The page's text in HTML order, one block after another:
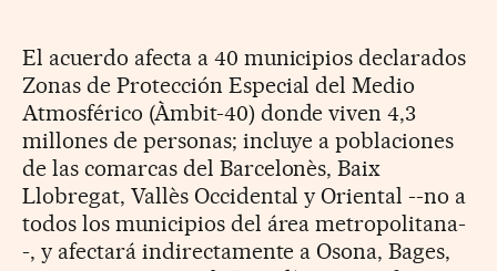
El acuerdo afecta a 40 municipios declarados
Zonas de Protección Especial del Medio
Atmosférico (Àmbit-40) donde viven 4,3
millones de personas; incluye a poblaciones
de las comarcas del Barcelonès, Baix
Llobregat, Vallès Occidental y Oriental --no a
todos los municipios del área metropolitana-
-, y afectará indirectamente a Osona, Bages,